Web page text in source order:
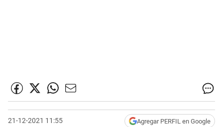
21-12-2021 11:55 Agregar PERFIL en Google